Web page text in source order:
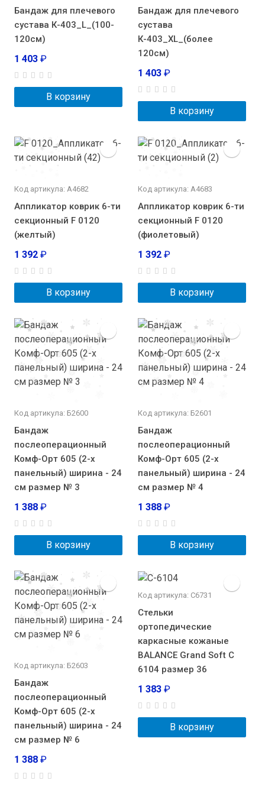
Бандаж для плечевого
сустава К-403_L_(100-
120см)
1 403 ₽
В корзину
Бандаж для плечевого
сустава
К-403_XL_(более
120см)
1 403 ₽
В корзину
Код артикула: А4682
Аппликатор коврик 6-ти
секционный F 0120
(желтый)
1 392 ₽
В корзину
Код артикула: А4683
Аппликатор коврик 6-ти
секционный F 0120
(фиолетовый)
1 392 ₽
В корзину
Код артикула: Б2600
Бандаж
послеоперационный
Комф-Орт 605 (2-х
панельный) ширина - 24
см размер № 3
1 388 ₽
В корзину
Код артикула: Б2601
Бандаж
послеоперационный
Комф-Орт 605 (2-х
панельный) ширина - 24
см размер № 4
1 388 ₽
В корзину
Код артикула: Б2603
Бандаж
послеоперационный
Комф-Орт 605 (2-х
панельный) ширина - 24
см размер № 6
1 388 ₽
Код артикула: С6731
Стельки
ортопедические
каркасные кожаные
BALANCE Grand Soft С
6104 размер 36
1 383 ₽
В корзину